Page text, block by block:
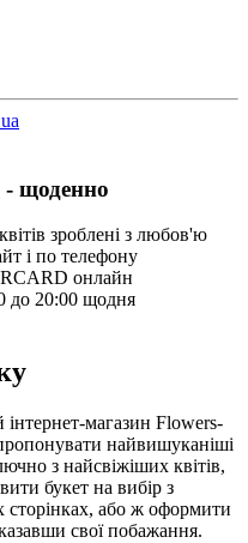
- щоденно
зроблені з любов'ю
і по телефону
онлайн
до 20:00 щодня
магазин Flowers-
найвишуканіші
з найсвіжіших квітів,
букет на вибір з
сторінках, або ж оформити
свої побажання.